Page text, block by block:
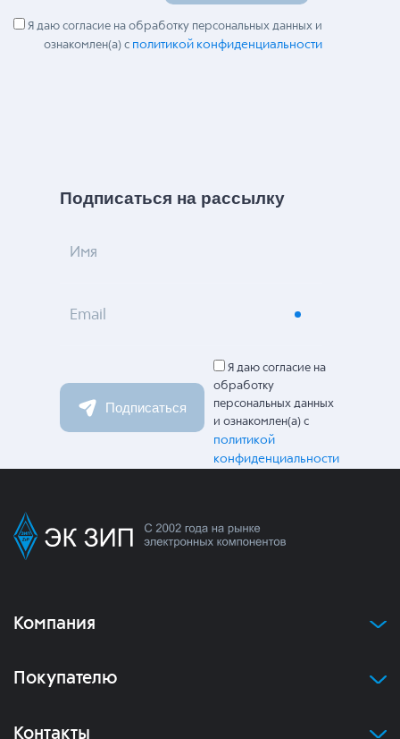
Я даю согласие на обработку персональных данных и
ознакомлен(а) с политикой конфиденциальности
Подписаться на рассылку
Имя
Email
Подписаться
Я даю согласие на
обработку
персональных данных
и ознакомлен(а) с
политикой
конфиденциальности
Компания
Покупателю
Контакты